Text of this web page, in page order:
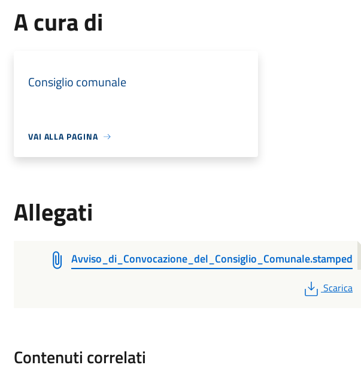
A cura di
Consiglio comunale
VAI ALLA PAGINA
Allegati
Avviso_di_Convocazione_del_Consiglio_Comunale.stamped
PDF
Scarica
Contenuti correlati